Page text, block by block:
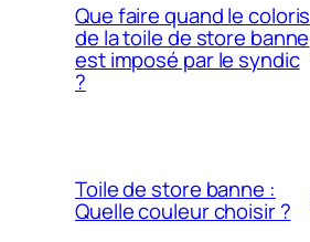
Que faire quand le coloris
de la toile de store banne
est imposé par le syndic
?
Toile de store banne :
Quelle couleur choisir ?